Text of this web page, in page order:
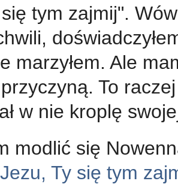
tym zajmij".
marzyłem. Ale
przyczyną. To
w nie kroplę
modlić się
Jezu, Ty się tym